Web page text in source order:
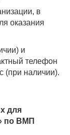
в
оказания
и
телефон
(при наличии).
для
по ВМП